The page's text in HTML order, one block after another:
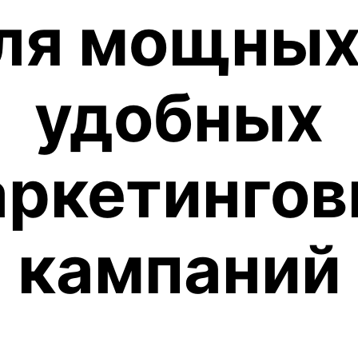
удобных
кампаний